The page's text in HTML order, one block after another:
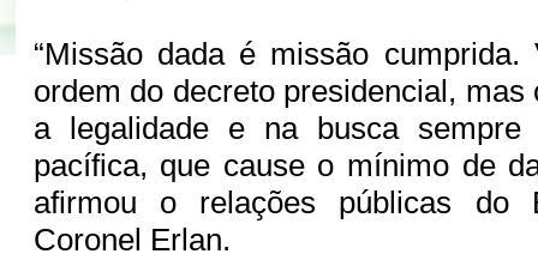
“Missão dada é missão cumprida.
ordem do decreto presidencial, mas
a legalidade e na busca sempre
pacífica, que cause o mínimo de
afirmou o relações públicas do
Coronel Erlan.